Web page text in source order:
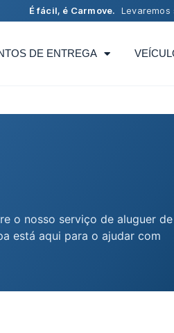
É fácil, é Carmove. Levaremos
DE ENTREGA
o nosso serviço de aluguer de
está aqui para o ajudar com